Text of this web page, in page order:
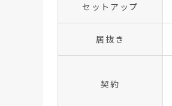
セットアップ
居抜き
契約